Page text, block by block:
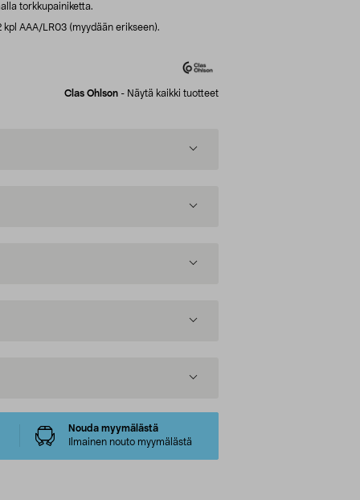
torkkupainiketta.
kpl AAA/LR03 (myydään erikseen).
Clas Ohlson - Näytä kaikki tuotteet
Nouda myymälästä
Ilmainen nouto myymälästä